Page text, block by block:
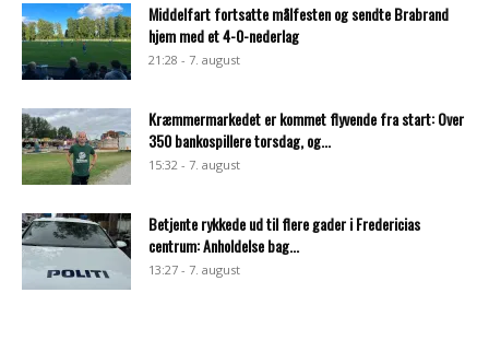
Middelfart fortsatte målfesten og sendte Brabrand
hjem med et 4-0-nederlag
21:28 - 7. august
Kræmmermarkedet er kommet flyvende fra start: Over
350 bankospillere torsdag, og...
15:32 - 7. august
Betjente rykkede ud til flere gader i Fredericias
centrum: Anholdelse bag...
13:27 - 7. august